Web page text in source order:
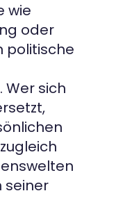
wie
oder
politische
Wer sich
seiner